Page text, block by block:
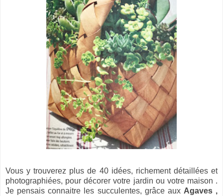
Vous y trouverez plus de 40 idées, richement détaillées et
photographiées, pour décorer votre jardin ou votre maison .
Je pensais connaitre les succulentes, grâce aux Agaves ,